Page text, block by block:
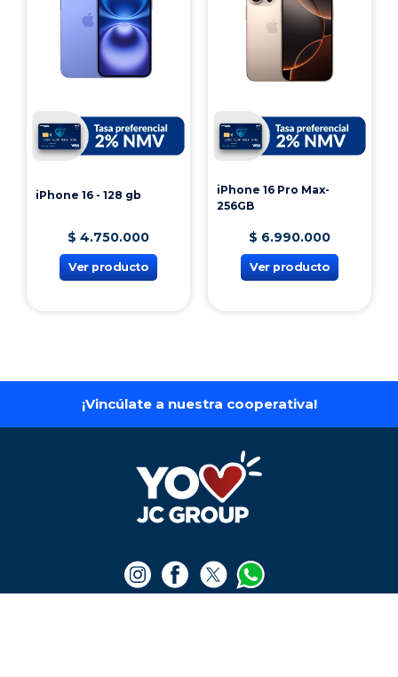
iPhone 16 - 128 gb
$ 4.750.000
Ver producto
iPhone 16 Pro Max-
256GB
$ 6.990.000
Ver producto
¡Vincúlate a nuestra cooperativa!